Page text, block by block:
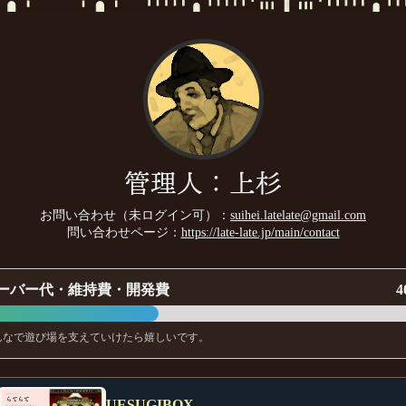
管理人：上杉
お問い合わせ（未ログイン可）： suihei.latelate@gmail.com
問い合わせページ： https://late-late.jp/main/contact
バー代・維持費・開発費
で遊び場を支えていけたら嬉しいです。